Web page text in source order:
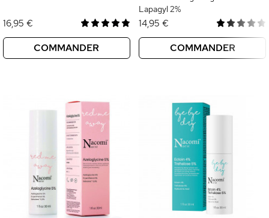
16,95 €
COMMANDER
Lapagyl 2%
14,95 €
COMMANDER